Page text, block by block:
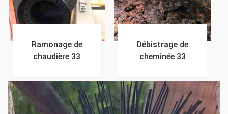
Ramonage de
chaudière 33
Débistrage de
cheminée 33